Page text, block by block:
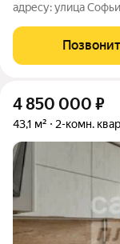
адресу: улица
спальня, кухня и
пейзаж,
4 850 000 ₽
43,1 м² 2-комн.